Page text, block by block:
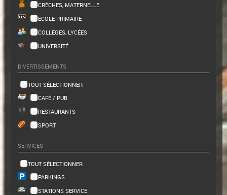
CRÈCHES, MATERNELLE
ECOLE PRIMAIRE
COLLÈGES, LYCÉES
UNIVERSITÉ
DIVERTISSEMENTS
TOUT SÉLECTIONNER
CAFÉ / PUB
RESTAURANTS
SPORT
SERVICES
TOUT SÉLECTIONNER
PARKINGS
STATIONS SERVICE